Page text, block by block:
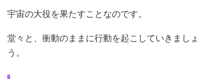
宇宙の大役を果たすことなのです。
堂々と、衝動のままに行動を起こしていきましょ
う。